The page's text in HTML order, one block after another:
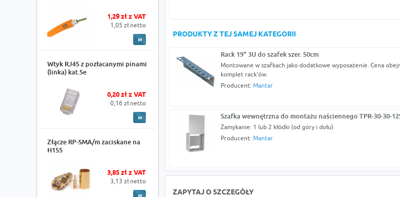
1,29 zł z VAT
1,05 zł netto
Wtyk RJ45 z pozłacanymi pinami
(linka) kat.5e
0,20 zł z VAT
0,16 zł netto
Złącze RP-SMA/m zaciskane na
H155
3,85 zł z VAT
3,13 zł netto
PRODUKTY Z TEJ SAMEJ KATEGORII
Rack 19" 3U do szafek szer. 50cm
Montowane w szafkach jako dodatkowe wyposażenie. Cena
komplet rack'ów.
Producent: Mantar
Szafka wewnętrzna do montażu naściennego TPR-30-30-
Zamykanie: 1 lub 2 kłódki (od góry i dołu)
Producent: Mantar
ZAPYTAJ O SZCZEGÓŁY